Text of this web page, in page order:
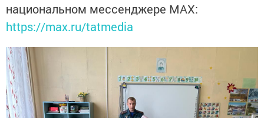
национальном мессенджере MАХ:
https://max.ru/tatmedia